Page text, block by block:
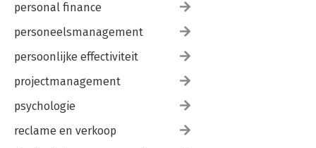
personal finance
personeelsmanagement
persoonlijke effectiviteit
projectmanagement
psychologie
reclame en verkoop